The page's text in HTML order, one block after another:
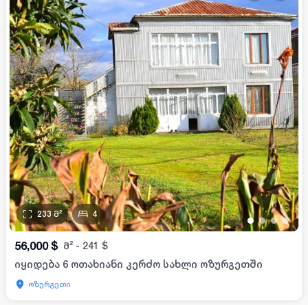
••••
233 მ² 4
56,000 $ მ² - 241 $
იყიდება 6 ოთახიანი კერძო სახლი ოზურგეთში
ოზურგეთი